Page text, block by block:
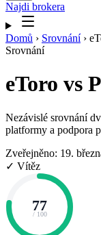
Najdi brokera
Domů › Srovnání ›
Srovnání
eToro vs
Nezávislé srovnání
platformy a podpora
Zveřejněno: 19.
✓ Vítěz
77
/ 100